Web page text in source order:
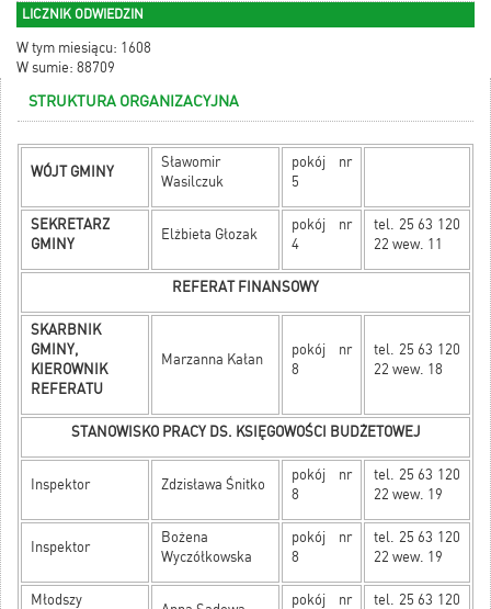
LICZNIK ODWIEDZIN
W tym miesiącu: 1608
W sumie: 88709
STRUKTURA ORGANIZACYJNA
WÓJT GMINY
Sławomir
Wasilczuk
pokój nr
5
SEKRETARZ
GMINY
Elżbieta Głozak
pokój nr
4
tel. 25 63 120
22 wew. 11
REFERAT FINANSOWY
SKARBNIK
GMINY,
KIEROWNIK
REFERATU
Marzanna Kałan
pokój nr
8
tel. 25 63 120
22 wew. 18
STANOWISKO PRACY DS. KSIĘGOWOŚCI BUDŻETOWEJ
Inspektor Zdzisława Śnitko
pokój nr
8
tel. 25 63 120
22 wew. 19
Inspektor
Bożena
Wyczółkowska
pokój nr
8
tel. 25 63 120
22 wew. 19
Młodszy pokój nr tel. 25 63 120